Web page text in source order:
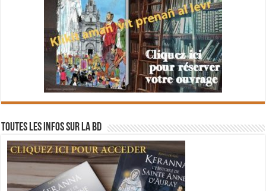
Toutes les infos sur la BD